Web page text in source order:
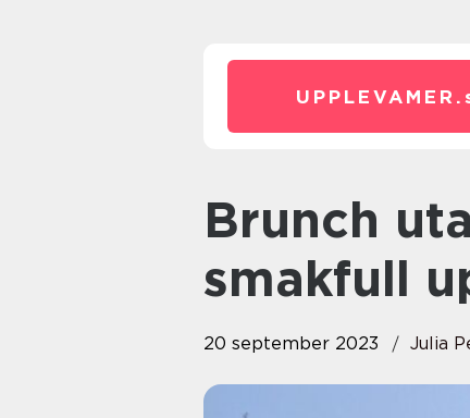
UPPLEVAMER.
Brunch utanför Stockholm: En
smakfull
20 september 2023 Julia